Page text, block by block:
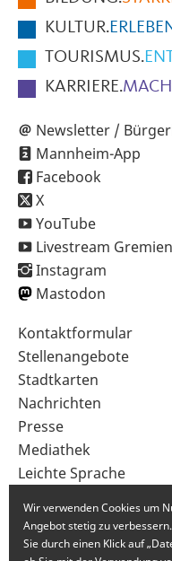
KULTUR.
TOURISMUS.
KARRIERE.
Newsletter /
Mannheim-App
Facebook
X
YouTube
Livestream
Instagram
Mastodon
Sekundärnavigation
im
Fußbereich
Kontaktformular
Stellenangebote
Stadtkarten
Nachrichten
Presse
Mediathek
Leichte Sprache
Wir verwenden Cookies um
Angebot stetig zu
Sie durch einen Klick auf